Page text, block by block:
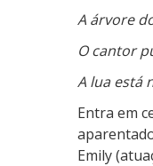
A árvore
O cantor
A lua está
Entra em
Emily